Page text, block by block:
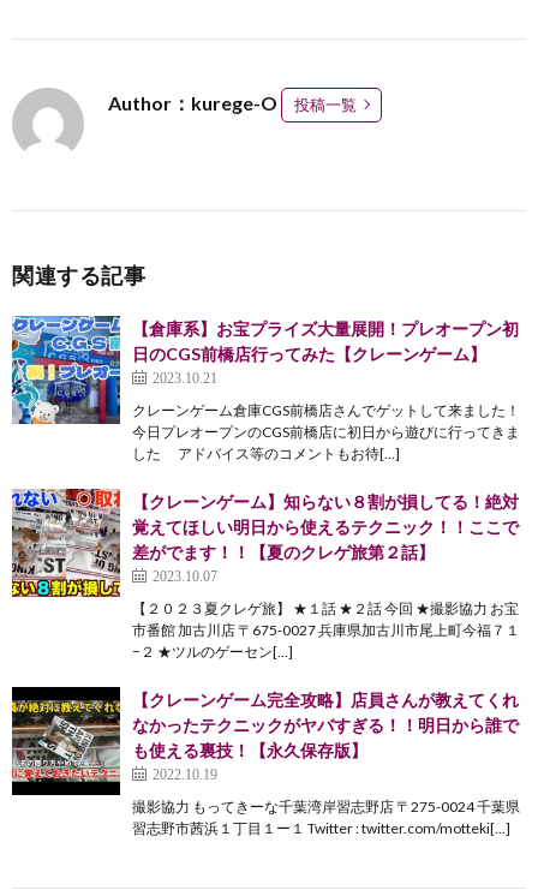
Author：kurege-O 投稿一覧
関連する記事
【倉庫系】お宝プライズ大量展開！プレオープン初
日のCGS前橋店行ってみた【クレーンゲーム】
2023.10.21
クレーンゲーム倉庫CGS前橋店さんでゲットして来ました！
今日プレオープンのCGS前橋店に初日から遊びに行ってきま
した アドバイス等のコメントもお待[…]
【クレーンゲーム】知らない８割が損してる！絶対
覚えてほしい明日から使えるテクニック！！ここで
差がでます！！【夏のクレゲ旅第２話】
2023.10.07
【２０２３夏クレゲ旅】 ★１話 ★２話 今回 ★撮影協力 お宝
市番館 加古川店 〒675-0027 兵庫県加古川市尾上町今福７１
−２ ★ツルのゲーセン[…]
【クレーンゲーム完全攻略】店員さんが教えてくれ
なかったテクニックがヤバすぎる！！明日から誰で
も使える裏技！【永久保存版】
2022.10.19
撮影協力 もってきーな千葉湾岸習志野店 〒275-0024 千葉県
習志野市茜浜１丁目１ー１ Twitter : twitter.com/motteki[…]